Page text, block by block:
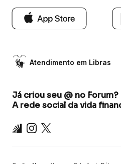
Atendimento em Libras
Já criou seu @ no Forum?
A rede social da vida
Inter Instagram
X